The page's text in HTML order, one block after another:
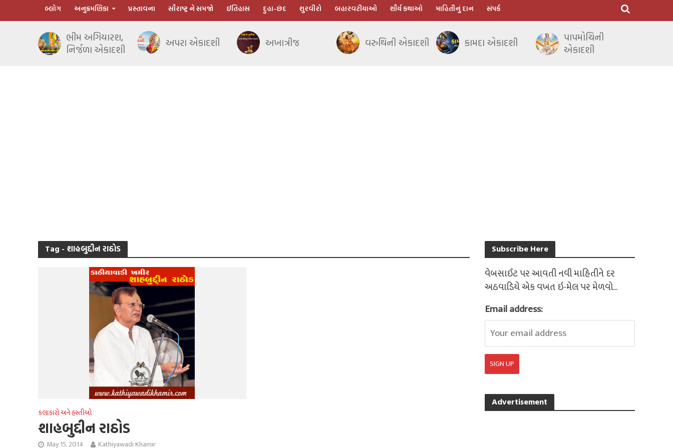
બ્લોગ અનુક્રમણિકા પ્રસ્તાવના સૌરાષ્ટ્ર ને સમજો ઈતિહાસ દુહા-છંદ શુરવીરો બહારવટીયાઓ શૌર્ય કથાઓ માહિતીનું દાન સંપર્ક
ભીમ અગિયારશ,
નિર્જળા એકાદશી
અપરા એકાદશી અખાત્રીજ વરુથિની એકાદશી કામદા એકાદશી
પાપમોચિની
એકાદશી
Tag - શાહબુદ્દીન રાઠોડ
કલાકારો અને હસ્તીઓ
શાહબુદ્દીન રાઠોડ
May 15, 2014 Kathiyawadi Khamir
Subscribe Here
વેબસાઈટ પર આવતી નવી માહિતીને દર
અઠવાડિયે એક વખત ઇ-મેલ પર મેળવો...
Email address:
Advertisement